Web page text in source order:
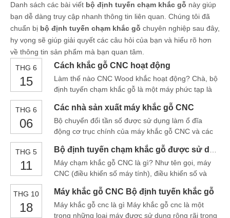
Danh sách các bài viết bộ định tuyến chạm khắc gỗ này giúp
bạn dễ dàng truy cập nhanh thông tin liên quan. Chúng tôi đã
chuẩn bị bộ định tuyến chạm khắc gỗ chuyên nghiệp sau đây,
hy vọng sẽ giúp giải quyết các câu hỏi của bạn và hiểu rõ hơn
về thông tin sản phẩm mà bạn quan tâm.
THG 6
15
Cách khắc gỗ CNC hoạt động
Làm thế nào CNC Wood khắc hoạt động? Chà, bộ
định tuyến chạm khắc gỗ là một máy phức tạp là
Bằng cách sử dụng bộ định tuyến CNC, chúng tôi
có thể tạo ra một thiết kế phức tạp hơn nhiều so
với được tạo bằng tay và với tiêu chuẩn cao hơn
THG 6
06
Các nhà sản xuất máy khắc gỗ CNC
Bộ chuyển đổi tần số được sử dụng làm ổ đĩa
động cơ trục chính của máy khắc gỗ CNC và các
độ ổn định. Biến động tốc độ đầy đủ là nhỏ, mô -
men xoắn tốc độ thấp là lớn, có thể đảm bảo cắt
tốc độ thấp. Do đó, đồ gỗ CNC
THG 5
11
Máy chạm khắc gỗ CNC là gì? Như tên gọi, máy
CNC (điều khiển số máy tính), điều khiển số và
trong việc thực hiện các máy này. Máy chạm khắc
gỗ CNC hoạt động theo các nguyên tắc tương tự.
THG 10
18
Máy khắc gỗ CNC Bộ định tuyến khắc gỗ
Máy khắc gỗ cnc là gì Máy khắc gỗ cnc là một
trong những loại máy được sử dụng rộng rãi trong